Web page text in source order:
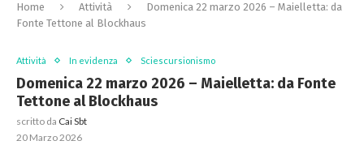
Home Attività
Domenica 22 marzo 2026 – Maielletta: da
Fonte Tettone al Blockhaus
Attività In evidenza Sciescursionismo
Domenica 22 marzo 2026 – Maielletta: da Fonte
Tettone al Blockhaus
scritto da Cai Sbt
20 Marzo 2026